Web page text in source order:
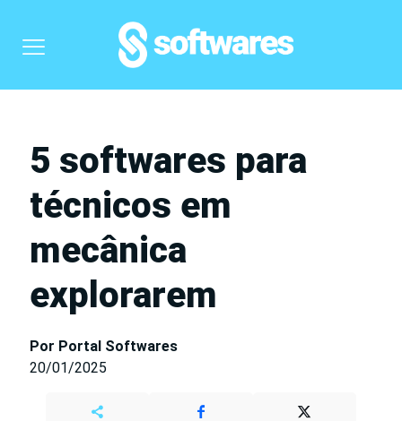
5 softwares para
técnicos em
mecânica
explorarem
Por Portal Softwares
20/01/2025